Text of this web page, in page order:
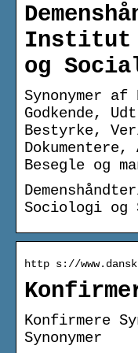
Institut
og
Synonymer af
Godkende,
Bestyrke,
Besegle og
Sociologi og
http s://
Konfirmere
Synonymer